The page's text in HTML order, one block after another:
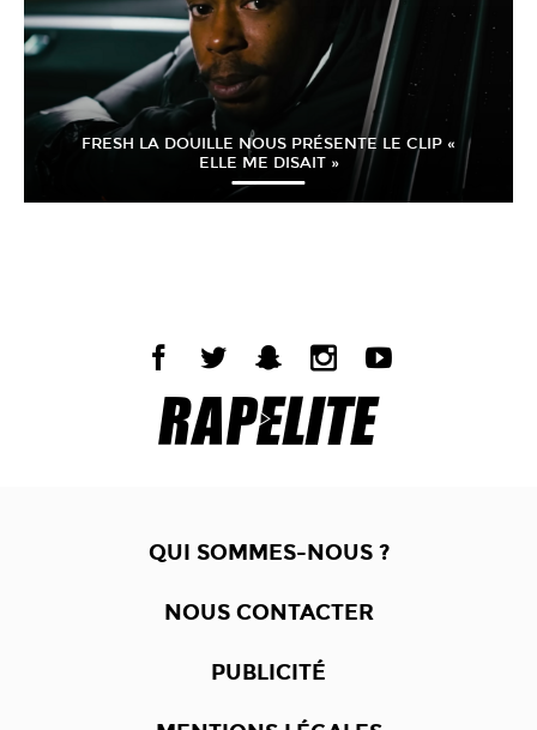
FRESH LA DOUILLE NOUS PRÉSENTE LE CLIP «
ELLE ME DISAIT »
QUI SOMMES-NOUS ?
NOUS CONTACTER
PUBLICITÉ